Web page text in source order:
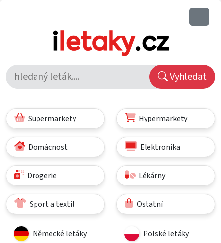
Vyhledat
Supermarkety Hypermarkety
Domácnost Elektronika
Drogerie Lékárny
Sport a textil Ostatní
Německé letáky Polské letáky